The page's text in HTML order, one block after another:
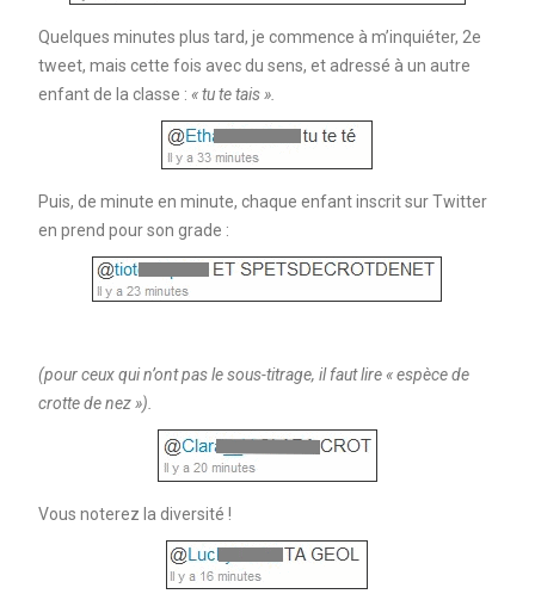
Quelques minutes plus tard, je commence à m’inquiéter, 2e
tweet, mais cette fois avec du sens, et adressé à un autre
enfant de la classe : « tu te tais ».
Puis, de minute en minute, chaque enfant inscrit sur Twitter
en prend pour son grade :
(pour ceux qui n’ont pas le sous-titrage, il faut lire « espèce de
crotte de nez »).
Vous noterez la diversité !